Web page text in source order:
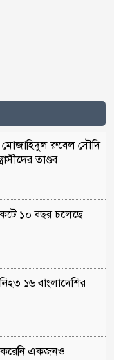
মোজাহিদুল রুবেল সৌদি
তাণ্ডব
১০ বছর চলেছে
১৬ বাংলাদেশির
করেনি একজনও